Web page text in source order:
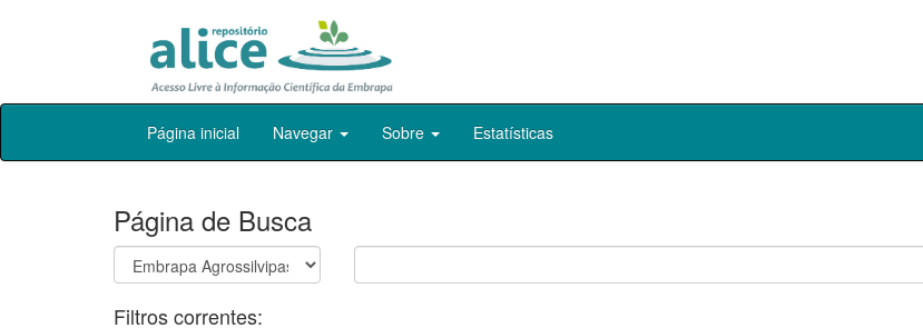
Skip
Página inicial Navegar Sobre Estatísticas
Página de Busca
Filtros correntes: